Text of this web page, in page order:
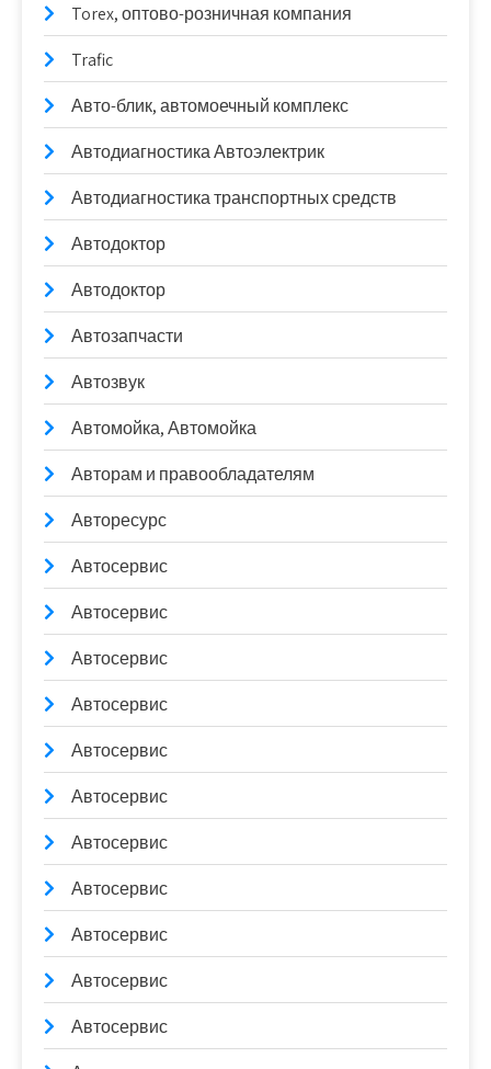
Torex, оптово-розничная компания
Trafic
Авто-блик, автомоечный комплекс
Автодиагностика Автоэлектрик
Автодиагностика транспортных средств
Автодоктор
Автодоктор
Автозапчасти
Автозвук
Автомойка, Автомойка
Авторам и правообладателям
Авторесурс
Автосервис
Автосервис
Автосервис
Автосервис
Автосервис
Автосервис
Автосервис
Автосервис
Автосервис
Автосервис
Автосервис